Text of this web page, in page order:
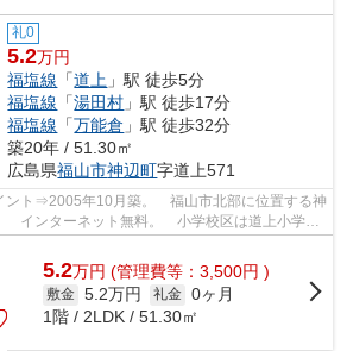
礼0
5.2万円
福塩線 「道上 」駅 徒歩5分
福塩線 「湯田村 」駅 徒歩17分
福塩線 「万能倉 」駅 徒歩32分
築20年 / 51.30㎡
広島県福山市神辺町字道上571
ント⇒2005年10月築。 福山市北部に位置する神
インターネット無料。 小学校区は道上小学校
にコンビニ...
5.2万円 (管理費等：3,500円 )
敷金 5.2万円 礼金 0ヶ月
1階 / 2LDK / 51.30㎡